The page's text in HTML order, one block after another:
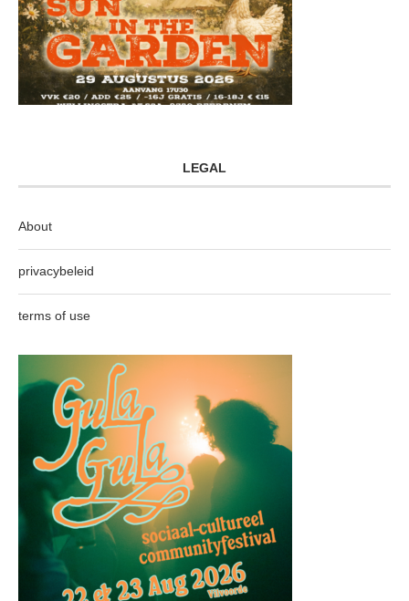
LEGAL
About
privacybeleid
terms of use